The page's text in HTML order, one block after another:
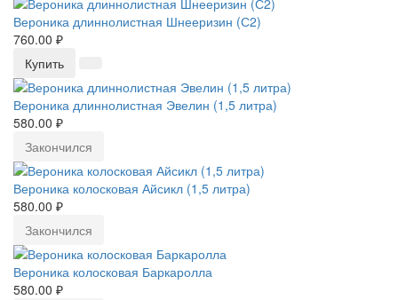
Вероника длиннолистная Шнееризин (С2)
760.00 ₽
Купить
Вероника длиннолистная Эвелин (1,5 литра)
580.00 ₽
Закончился
Вероника колосковая Айсикл (1,5 литра)
580.00 ₽
Закончился
Вероника колосковая Баркаролла
580.00 ₽